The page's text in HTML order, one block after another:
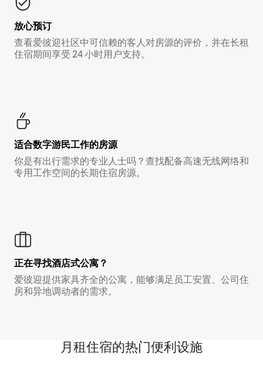
放心预订
查看爱彼迎社区中可信赖的客人对房源的评价，并在长租
住宿期间享受 24 小时用户支持。
适合数字游民工作的房源
你是有出行需求的专业人士吗？查找配备高速无线网络和
专用工作空间的长期住宿房源。
正在寻找酒店式公寓？
爱彼迎提供家具齐全的公寓，能够满足员工安置、公司住
房和异地调动者的需求。
月租住宿的热门便利设施